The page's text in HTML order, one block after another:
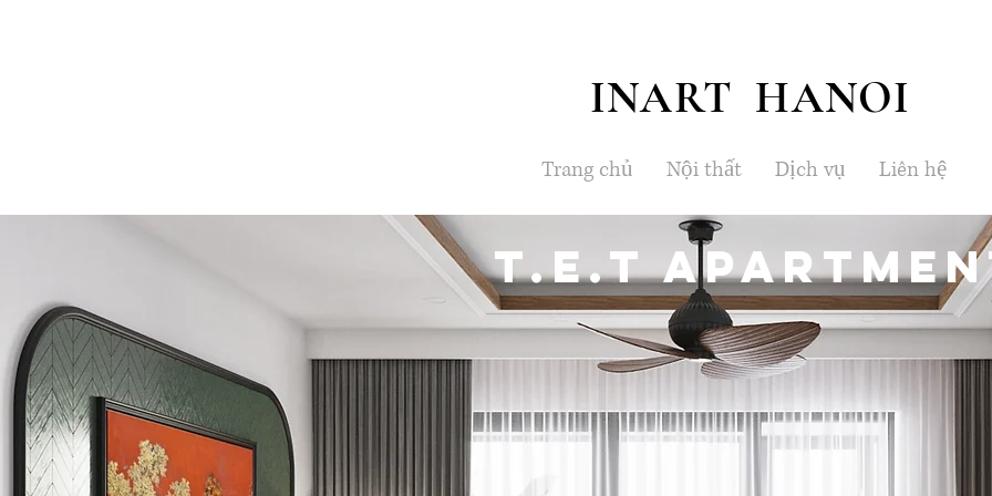
INART HANOI
Trang chủ Nội thất Dịch vụ Liên hệ
T.E.T